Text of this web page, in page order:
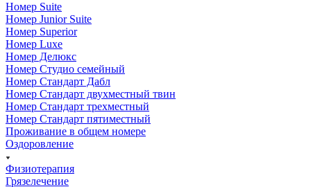
Номер Suite
Номер Junior Suite
Номер Superior
Номер Luxe
Номер Делюкс
Номер Студио семейный
Номер Стандарт Дабл
Номер Стандарт двухместный твин
Номер Стандарт трехместный
Номер Стандарт пятиместный
Проживание в общем номере
Оздоровление
Физиотерапия
Грязелечение